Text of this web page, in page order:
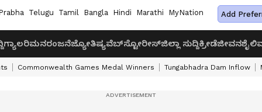
Telugu Tamil Bangla Hindi Marathi MyNation Add
ಗ್ಯಾಲರಿಮನರಂಜನೆಜ್ಯೋತಿಷ್ಯವೆಬ್‌ಸ್ಟೋರೀಸ್ಜಿಲ್ಲಾ ಸುದ್ದಿಕ್ರೀಡೆಜೀವನಶೈಲಿ
Commonwealth Games Medal Winners Tungabhadra Dam Inflow